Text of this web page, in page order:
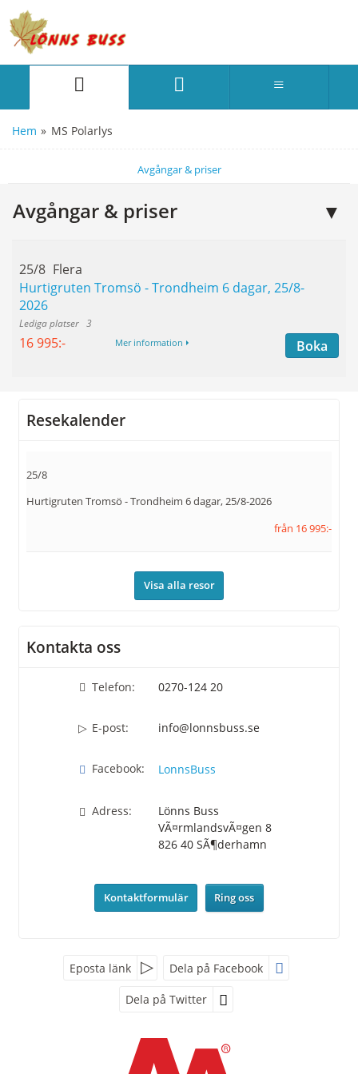
Hem » MS Polarlys
Avgångar & priser
Avgångar & priser
25/8 Flera
Hurtigruten Tromsö - Trondheim 6 dagar, 25/8-
2026
3
16 995:- Boka
Mer information
Resekalender
25/8
Hurtigruten Tromsö - Trondheim 6 dagar, 25/8-2026
från 16 995:-
Visa alla resor
Kontakta oss
Telefon: ​​​​​​​0270-124 20
E-post: info@lonnsbuss.se
Facebook: LonnsBuss
Adress:
Lönns Buss
VÃ¤rmlandsvÃ¤gen 8
826 40 SÃ¶derhamn
Kontaktformulär Ring oss
FacebookEposta länk Dela på Facebook
Dela på Twitter
Följ oss på